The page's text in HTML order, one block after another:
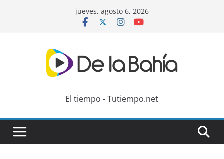
jueves, agosto 6, 2026
El tiempo - Tutiempo.net